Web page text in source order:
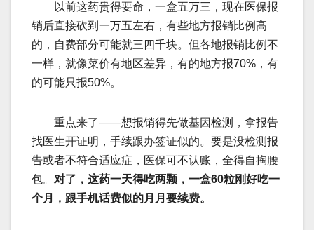
以前这药贵得要命，一盒五万三，现在医保报
销后直接砍到一万五左右，有些地方报销比例高
的，自费部分可能就三四千块。但各地报销比例不
一样，就像菜价有地区差异，有的地方报70%，有
的可能只报50%。
重点来了——想报销得先做基因检测，拿报告
找医生开证明，手续跟办签证似的。要是没检测报
告或者不符合适应症，医保可不认账，全得自掏腰
包。 对了，这药一天得吃两颗，一盒60粒刚好吃一
个月，跟手机话费似的月月要续费。